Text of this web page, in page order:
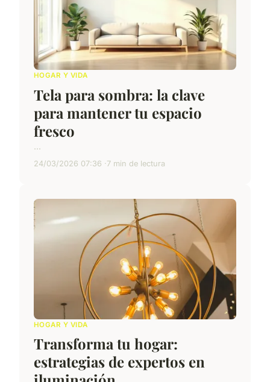
HOGAR Y VIDA
Tela para sombra: la clave
para mantener tu espacio
fresco
...
24/03/2026 07:36 7 min de lectura
HOGAR Y VIDA
Transforma tu hogar:
estrategias de expertos en